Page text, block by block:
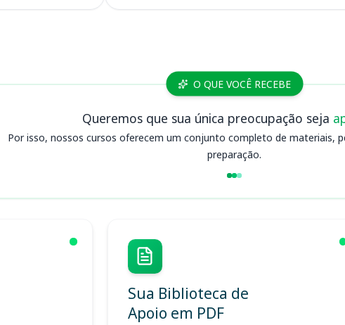
O QUE VOCÊ RECEBE
Queremos que sua única preocupação seja
Por isso, nossos cursos oferecem um conjunto completo de materiais,
preparação.
Sua Biblioteca de
Apoio em PDF